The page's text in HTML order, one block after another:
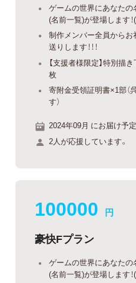
ゲームの世界にあなた
(名前一覧)が登場します！
制作メンバー全員から
送りします！！！
【支援者様限定】特別描
枚
寄附金受領証明書×1部（
す）
2024年09月 にお届け予定
2人が応援しています。
100000 円
豪快Fプラン
ゲームの世界にあなた
(名前一覧)が登場します！